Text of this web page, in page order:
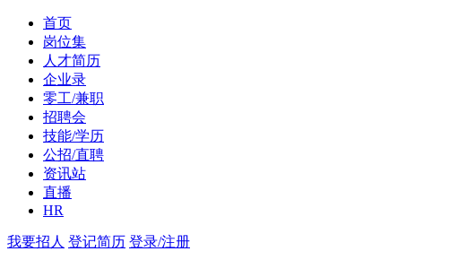
首页
岗位集
人才简历
企业录
零工/兼职
招聘会
技能/学历
公招/直聘
资讯站
直播
HR
我要招人 登记简历 登录/注册